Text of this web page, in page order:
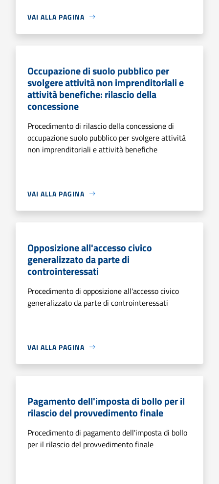
VAI ALLA PAGINA
Occupazione di suolo pubblico per
svolgere attività non imprenditoriali e
attività benefiche: rilascio della
concessione
Procedimento di rilascio della concessione di
occupazione suolo pubblico per svolgere attività
non imprenditoriali e attività benefiche
VAI ALLA PAGINA
Opposizione all'accesso civico
generalizzato da parte di
controinteressati
Procedimento di opposizione all'accesso civico
generalizzato da parte di controinteressati
VAI ALLA PAGINA
Pagamento dell'imposta di bollo per il
rilascio del provvedimento finale
Procedimento di pagamento dell'imposta di bollo
per il rilascio del provvedimento finale